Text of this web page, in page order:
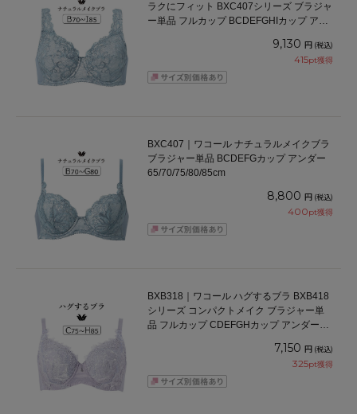
ラクにフィット BXC407シリーズ ブラジャ
ー単品 フルカップ BCDEFGHIカップ アン
9,130 円 (税込)
415pt獲得
BXC407｜ワコール ナチュラルメイクブラ
ブラジャー単品 BCDEFGカップ アンダー
65/70/75/80/85cm
8,800 円 (税込)
400pt獲得
BXB318｜ワコール ハグするブラ BXB418
シリーズ コンパクトメイク ブラジャー単
品 フルカップ CDEFGHカップ アンダー
7,150 円 (税込)
325pt獲得